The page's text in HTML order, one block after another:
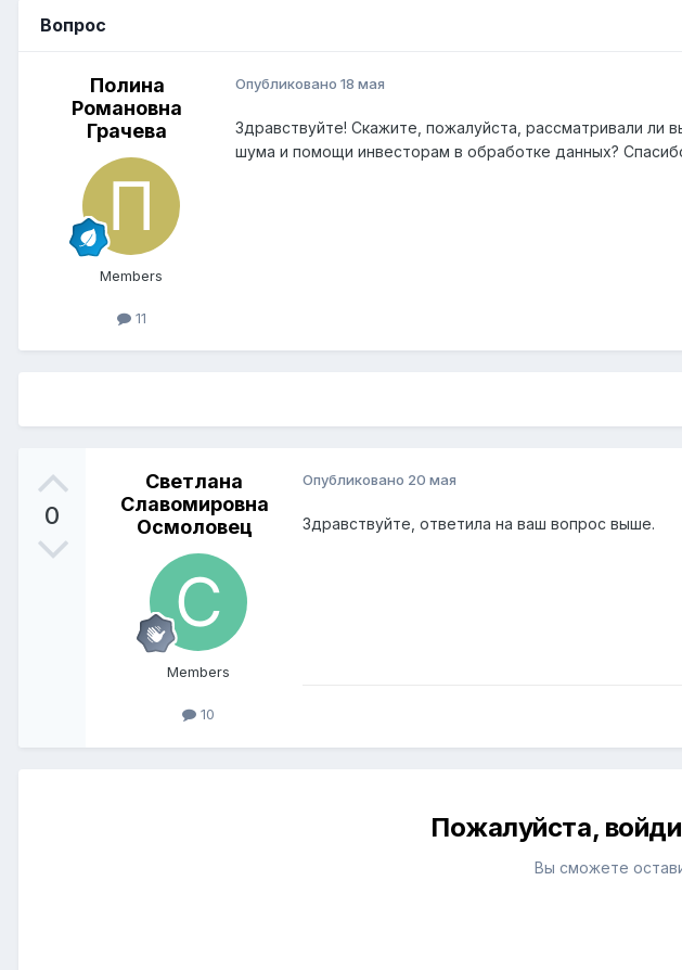
Вопрос
Полина
Романовна
Грачева
Members
11
Опубликовано 18 мая
Здравствуйте! Скажите, пожалуйста, рассматривали ли
шума и помощи инвесторам в обработке данных?
0
Светлана
Славомировна
Осмоловец
Members
10
Опубликовано 20 мая
Здравствуйте, ответила на ваш вопрос выше.
Пожалуйста,
Вы сможете